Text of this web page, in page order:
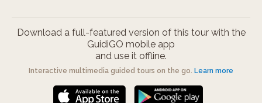
Download a full-featured version of this tour with the
GuidiGO mobile app
and use it offline.
Interactive multimedia guided tours on the go. Learn more